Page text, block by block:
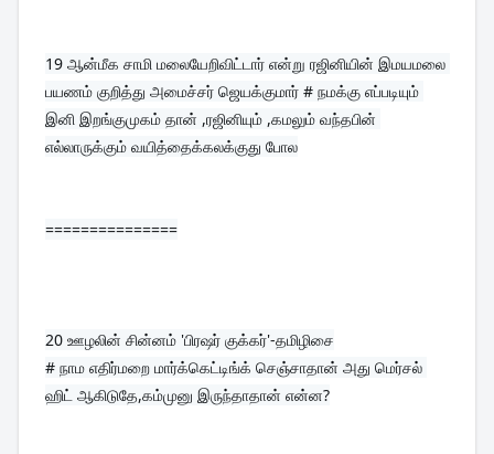
19 ஆன்மீக சாமி மலையேறிவிட்டார் என்று ரஜினியின் இமயமலை
பயணம் குறித்து அமைச்சர் ஜெயக்குமார் # நமக்கு எப்படியும்
இனி இறங்குமுகம் தான் ,ரஜினியும் ,கமலும் வந்தபின்
எல்லாருக்கும் வயித்தைக்கலக்குது போல
===============
20 ஊழலின் சின்னம் 'பிரஷர் குக்கர்'-தமிழிசை
# நாம எதிர்மறை மார்க்கெட்டிங்க் செஞ்சாதான் அது மெர்சல்
ஹிட் ஆகிடுதே,கம்முனு இருந்தாதான் என்ன?